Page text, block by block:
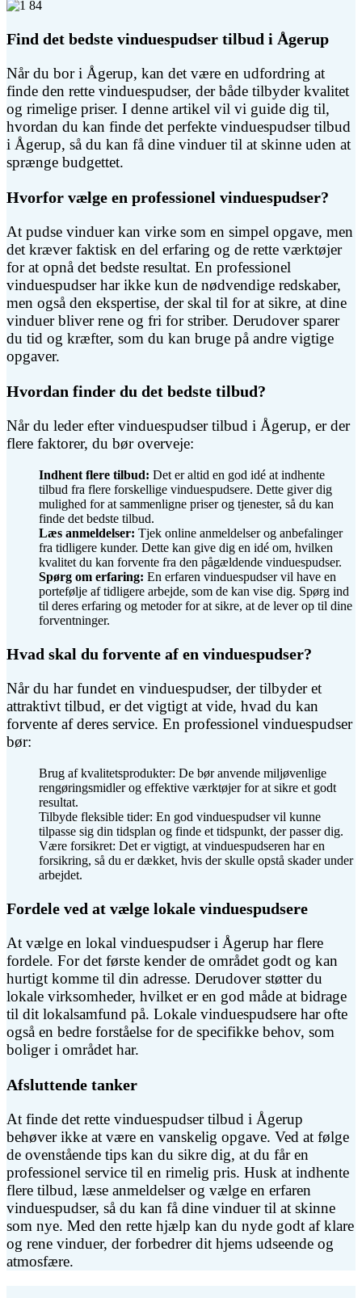
Find det bedste vinduespudser tilbud i Ågerup
Når du bor i Ågerup, kan det være en udfordring at
finde den rette vinduespudser, der både tilbyder kvalitet
og rimelige priser. I denne artikel vil vi guide dig til,
hvordan du kan finde det perfekte vinduespudser tilbud
i Ågerup, så du kan få dine vinduer til at skinne uden at
sprænge budgettet.
Hvorfor vælge en professionel vinduespudser?
At pudse vinduer kan virke som en simpel opgave, men
det kræver faktisk en del erfaring og de rette værktøjer
for at opnå det bedste resultat. En professionel
vinduespudser har ikke kun de nødvendige redskaber,
men også den ekspertise, der skal til for at sikre, at dine
vinduer bliver rene og fri for striber. Derudover sparer
du tid og kræfter, som du kan bruge på andre vigtige
opgaver.
Hvordan finder du det bedste tilbud?
Når du leder efter vinduespudser tilbud i Ågerup, er der
flere faktorer, du bør overveje:
Indhent flere tilbud: Det er altid en god idé at indhente
tilbud fra flere forskellige vinduespudsere. Dette giver dig
mulighed for at sammenligne priser og tjenester, så du kan
finde det bedste tilbud.
Læs anmeldelser: Tjek online anmeldelser og anbefalinger
fra tidligere kunder. Dette kan give dig en idé om, hvilken
kvalitet du kan forvente fra den pågældende vinduespudser.
Spørg om erfaring: En erfaren vinduespudser vil have en
portefølje af tidligere arbejde, som de kan vise dig. Spørg ind
til deres erfaring og metoder for at sikre, at de lever op til dine
forventninger.
Hvad skal du forvente af en vinduespudser?
Når du har fundet en vinduespudser, der tilbyder et
attraktivt tilbud, er det vigtigt at vide, hvad du kan
forvente af deres service. En professionel vinduespudser
bør:
Brug af kvalitetsprodukter: De bør anvende miljøvenlige
rengøringsmidler og effektive værktøjer for at sikre et godt
resultat.
Tilbyde fleksible tider: En god vinduespudser vil kunne
tilpasse sig din tidsplan og finde et tidspunkt, der passer dig.
Være forsikret: Det er vigtigt, at vinduespudseren har en
forsikring, så du er dækket, hvis der skulle opstå skader under
arbejdet.
Fordele ved at vælge lokale vinduespudsere
At vælge en lokal vinduespudser i Ågerup har flere
fordele. For det første kender de området godt og kan
hurtigt komme til din adresse. Derudover støtter du
lokale virksomheder, hvilket er en god måde at bidrage
til dit lokalsamfund på. Lokale vinduespudsere har ofte
også en bedre forståelse for de specifikke behov, som
boliger i området har.
Afsluttende tanker
At finde det rette vinduespudser tilbud i Ågerup
behøver ikke at være en vanskelig opgave. Ved at følge
de ovenstående tips kan du sikre dig, at du får en
professionel service til en rimelig pris. Husk at indhente
flere tilbud, læse anmeldelser og vælge en erfaren
vinduespudser, så du kan få dine vinduer til at skinne
som nye. Med den rette hjælp kan du nyde godt af klare
og rene vinduer, der forbedrer dit hjems udseende og
atmosfære.